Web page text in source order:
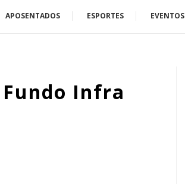
APOSENTADOS ESPORTES EVENTOS
Infra